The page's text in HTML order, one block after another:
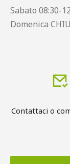
Sabato 08:30-
Domenica
Contattaci o